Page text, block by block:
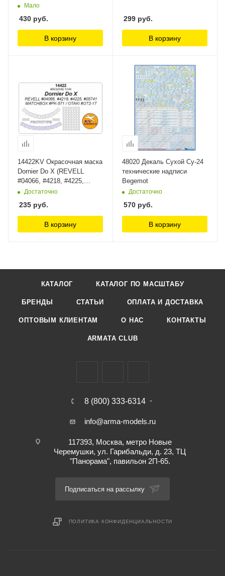
Copper State Models
Мало
430 руб.
В корзину
299 руб.
В корзину
14422KV Окрасочная маска
Dornier Do X (REVELL
#04066, #4218, #4225,
#05741 / Matchbox #PK-571
прототипу KV Models
Достаточно
235 руб.
В корзину
48020 Декаль Сухой Су-24
технические надписи
Begemot
Достаточно
570 руб.
В корзину
КАТАЛОГ КАТАЛОГ ПО МАСШТАБУ
БРЕНДЫ СТАТЬИ ОПЛАТА И ДОСТАВКА
ОПТОВЫМ КЛИЕНТАМ О НАС КОНТАКТЫ
ARMATA CLUB
8 (800) 333-6314
info@arma-models.ru
117393, Москва, метро Новые
Черемушки, ул. Гарибальди, д. 23, ТЦ
"Панорама", павильон 2П-65.
Подписаться на рассылку
ПОЛИТИКА КОНФИДЕНЦИАЛЬНОСТИ